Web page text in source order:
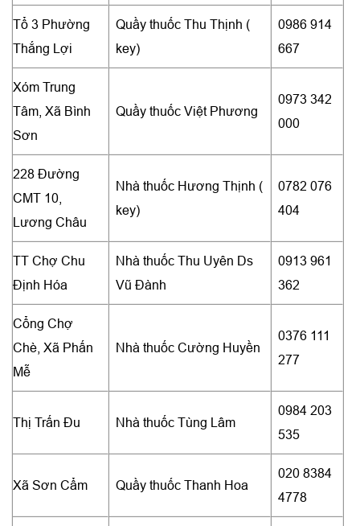
Tổ 3 Phường
Thắng Lợi
Quầy thuốc Thu Thịnh (
key)
0986 914
667
Xóm Trung
Tâm, Xã Bình
Sơn
Quầy thuốc Việt Phương
0973 342
000
228 Đường
CMT 10,
Lương Châu
Nhà thuốc Hương Thịnh (
key)
0782 076
404
TT Chợ Chu
Định Hóa
Nhà thuốc Thu Uyên Ds
Vũ Đành
0913 961
362
Cổng Chợ
Chè, Xã Phấn
Mễ
Nhà thuốc Cường Huyền
0376 111
277
Thị Trấn Đu Nhà thuốc Tùng Lâm
0984 203
535
Xã Sơn Cẩm Quầy thuốc Thanh Hoa
020 8384
4778